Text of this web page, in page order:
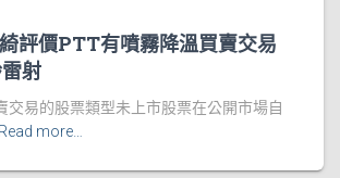
評價PTT有噴霧降溫買賣交易
射
易的股票類型未上市股票在公開市場自
Read more…